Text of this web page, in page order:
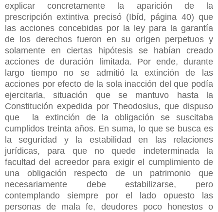
explicar concretamente la aparición de la
prescripción extintiva precisó (Ibíd, página 40) que
las acciones concebidas por la ley para la garantía
de los derechos fueron en su origen perpetuos y
solamente en ciertas hipótesis se habían creado
acciones de duración limitada. Por ende, durante
largo tiempo no se admitió la extinción de las
acciones por efecto de la sola inacción del que podía
ejercitarla, situación que se mantuvo hasta la
Constitución expedida por Theodosius, que dispuso
que la extinción de la obligación se suscitaba
cumplidos treinta años. En suma, lo que se busca es
la seguridad y la estabilidad en las relaciones
jurídicas, para que no quede indeterminada la
facultad del acreedor para exigir el cumplimiento de
una obligación respecto de un patrimonio que
necesariamente debe estabilizarse, pero
contemplando siempre por el lado opuesto las
personas de mala fe, deudores poco honestos o